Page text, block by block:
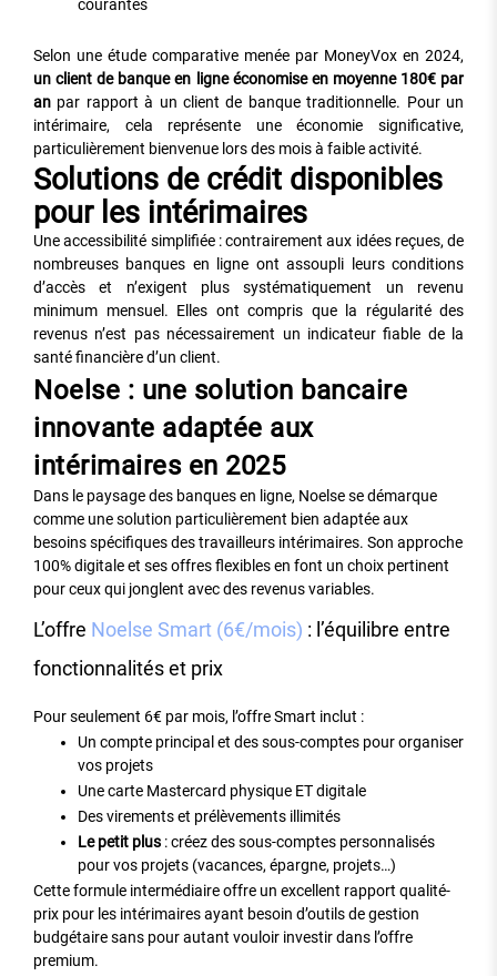
courantes
Selon une étude comparative menée par MoneyVox en 2024,
un client de banque en ligne économise en moyenne 180€ par
an par rapport à un client de banque traditionnelle. Pour un
intérimaire, cela représente une économie significative,
particulièrement bienvenue lors des mois à faible activité.
Solutions de crédit disponibles
pour les intérimaires
Une accessibilité simplifiée : contrairement aux idées reçues, de
nombreuses banques en ligne ont assoupli leurs conditions
d’accès et n’exigent plus systématiquement un revenu
minimum mensuel. Elles ont compris que la régularité des
revenus n’est pas nécessairement un indicateur fiable de la
santé financière d’un client.
Noelse : une solution bancaire
innovante adaptée aux
intérimaires en 2025
Dans le paysage des banques en ligne, Noelse se démarque
comme une solution particulièrement bien adaptée aux
besoins spécifiques des travailleurs intérimaires. Son approche
100% digitale et ses offres flexibles en font un choix pertinent
pour ceux qui jonglent avec des revenus variables.
L’offre Noelse Smart (6€/mois) : l’équilibre entre
fonctionnalités et prix
Pour seulement 6€ par mois, l’offre Smart inclut :
Un compte principal et des sous-comptes pour organiser
vos projets
Une carte Mastercard physique ET digitale
Des virements et prélèvements illimités
Le petit plus : créez des sous-comptes personnalisés
pour vos projets (vacances, épargne, projets…)
Cette formule intermédiaire offre un excellent rapport qualité-
prix pour les intérimaires ayant besoin d’outils de gestion
budgétaire sans pour autant vouloir investir dans l’offre
premium.